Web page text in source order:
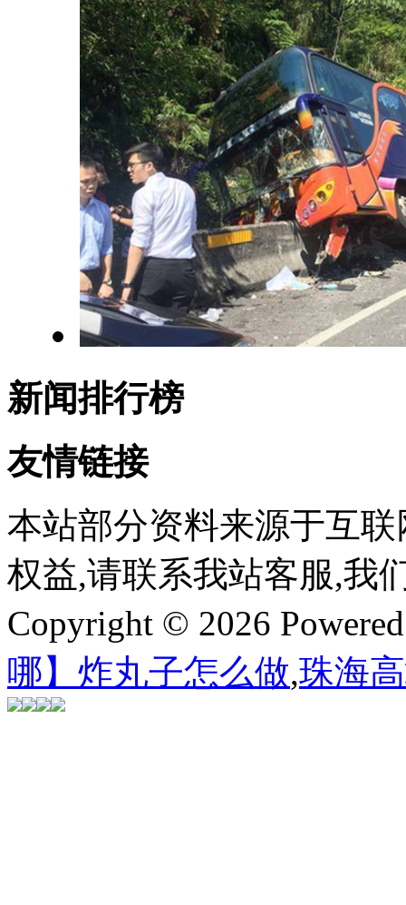
新闻排行榜
友情链接
本站部分资料来源于互
权益,请联系我站客服,我
Copyright © 2026
哪】炸丸子怎么做,珠海